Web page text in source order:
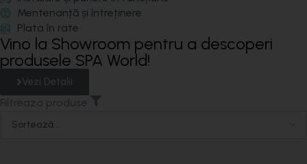
Mentenanță și întreținere
Plata în rate
Vino la Showroom pentru a descoperi
produsele SPA World!
Vezi Detalii
Filtreaza produse